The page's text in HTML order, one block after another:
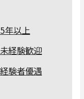
年以上
経験歓迎
験者優遇